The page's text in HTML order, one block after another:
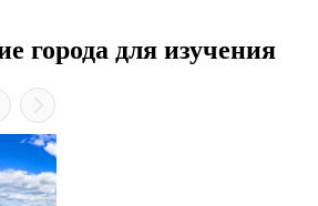
города для изучения